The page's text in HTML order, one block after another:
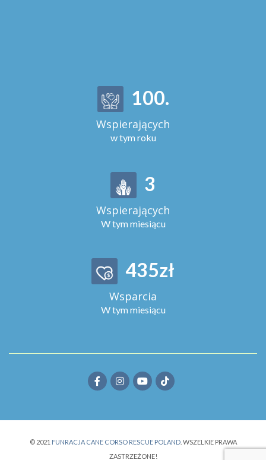
116.
Wspierających
w tym roku
4
Wspierających
W tym miesiącu
503zł
Wsparcia
W tym miesiącu
© 2021 FUNRACJA CANE CORSO RESCUE POLAND. WSZELKIE PRAWA
ZASTRZEŻONE!